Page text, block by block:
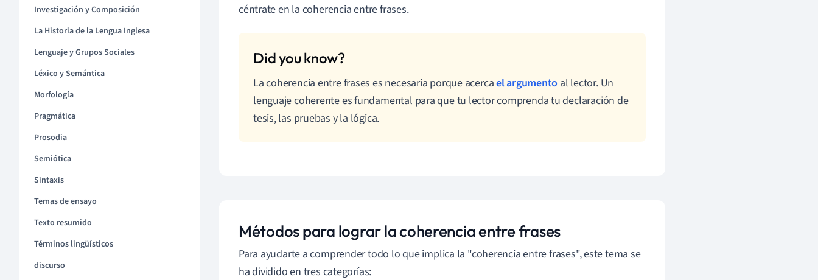
Investigación y Composición
La Historia de la Lengua Inglesa
Lenguaje y Grupos Sociales
Léxico y Semántica
Morfología
Pragmática
Prosodia
Semiótica
Sintaxis
Temas de ensayo
Texto resumido
Términos lingüísticos
discurso
céntrate en la coherencia entre frases.
La coherencia entre frases es necesaria porque acercael argumento al lector. Un
lenguaje coherente es fundamental para que tu lector comprenda tu declaración de
tesis, las pruebas y la lógica.
Métodos para lograr la coherencia entre frases
Para ayudarte a comprender todo lo que implica la "coherencia entre frases", este tema se
ha dividido en tres categorías: